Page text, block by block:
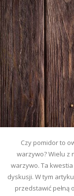
Czy pomidor to
warzywo? Wielu z
warzywo. Ta
dyskusji. W tym
przedstawić pełną